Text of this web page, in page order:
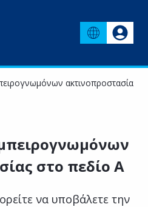
ακτινοπροστασίας
στο πεδίο Α
να υποβάλετε την